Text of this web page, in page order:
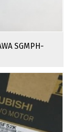
SGMPH-